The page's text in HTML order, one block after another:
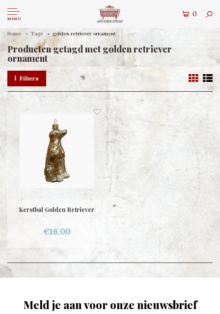
MENU
0
Home Tags golden retriever ornament
Producten getagd met golden retriever
ornament
Filters
Kerstbal Golden Retriever
€16,00
Meld je aan voor onze nieuwsbrief